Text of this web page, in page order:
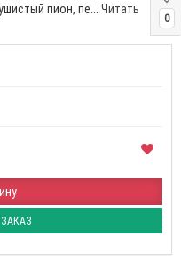
0
пион, пе... Читать